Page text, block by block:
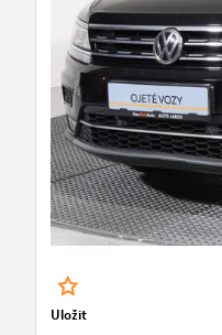
Uložit